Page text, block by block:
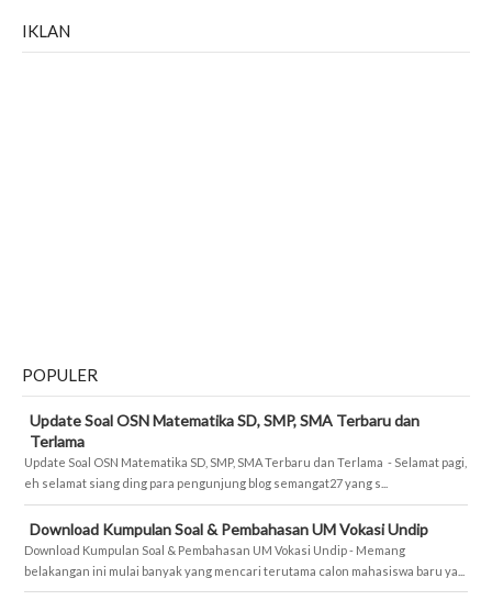
IKLAN
POPULER
Update Soal OSN Matematika SD, SMP, SMA Terbaru dan
Terlama
Update Soal OSN Matematika SD, SMP, SMA Terbaru dan Terlama - Selamat pagi,
eh selamat siang ding para pengunjung blog semangat27 yang s...
Download Kumpulan Soal & Pembahasan UM Vokasi Undip
Download Kumpulan Soal & Pembahasan UM Vokasi Undip - Memang
belakangan ini mulai banyak yang mencari terutama calon mahasiswa baru ya...